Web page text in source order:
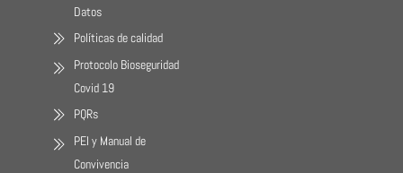
Datos
Políticas de calidad
Protocolo Bioseguridad
Covid 19
PQRs
PEI y Manual de
Convivencia